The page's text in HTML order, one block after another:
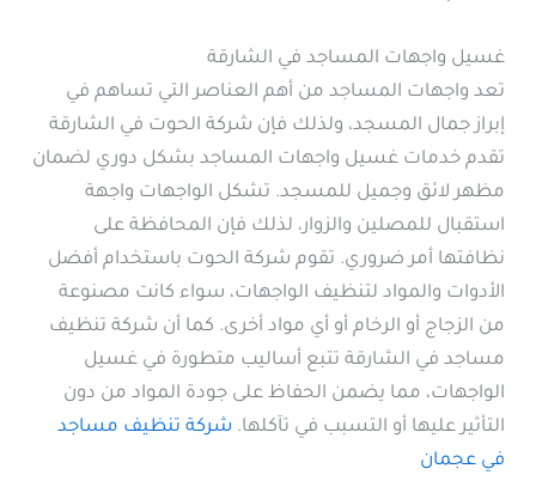
غسيل واجهات المساجد في الشارقة
تعد واجهات المساجد من أهم العناصر التي تساهم في
إبراز جمال المسجد، ولذلك فإن شركة الحوت في الشارقة
تقدم خدمات غسيل واجهات المساجد بشكل دوري لضمان
مظهر لائق وجميل للمسجد. تشكل الواجهات واجهة
استقبال للمصلين والزوار، لذلك فإن المحافظة على
نظافتها أمر ضروري. تقوم شركة الحوت باستخدام أفضل
الأدوات والمواد لتنظيف الواجهات، سواء كانت مصنوعة
من الزجاج أو الرخام أو أي مواد أخرى. كما أن شركة تنظيف
مساجد في الشارقة تتبع أساليب متطورة في غسيل
الواجهات، مما يضمن الحفاظ على جودة المواد من دون
التأثير عليها أو التسبب في تآكلها. شركة تنظيف مساجد
في عجمان